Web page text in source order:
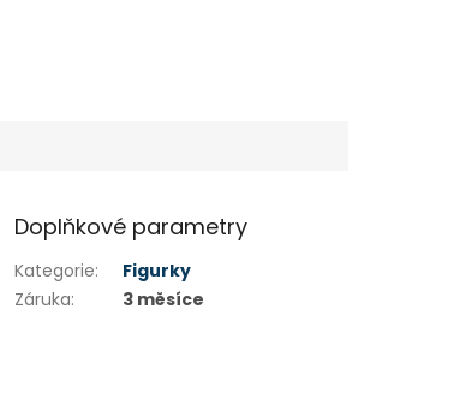
Doplňkové parametry
Kategorie:
Figurky
Záruka: 3 měsíce